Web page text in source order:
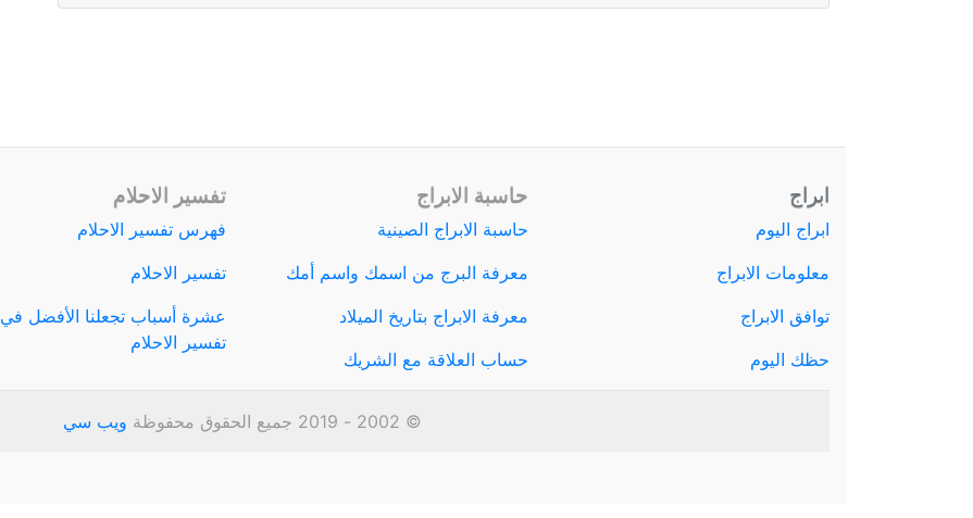
ابراج
ابراج اليوم
معلومات الابراج
توافق الابراج
حظك اليوم
حاسبة الابراج
حاسبة الابراج الصينية
معرفة البرج من اسمك واسم أمك
معرفة الابراج بتاريخ الميلاد
حساب العلاقة مع الشريك
تفسير الاحلام
فهرس تفسير الاحلام
تفسير الاحلام
عشرة أسباب تجعلنا الأفضل في
تفسير الاحلام
© 2002 - 2019 جميع الحقوق محفوظة ويب سي